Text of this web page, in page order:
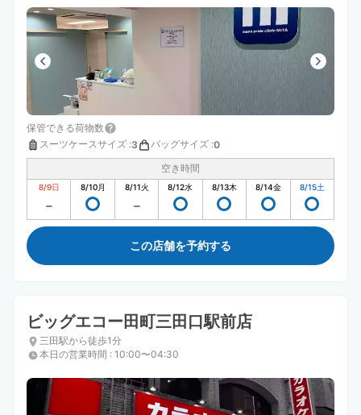
保管できる荷物数
スーツケースサイズ :3 バッグサイズ :0
空き時間
8/9日 8/10月 8/11火 8/12水 8/13木 8/14金 8/15土
この店舗を予約する
ビッグエコー田町三田口駅前店
三田駅から徒歩1分
本日の営業時間 : 10:00〜04:30